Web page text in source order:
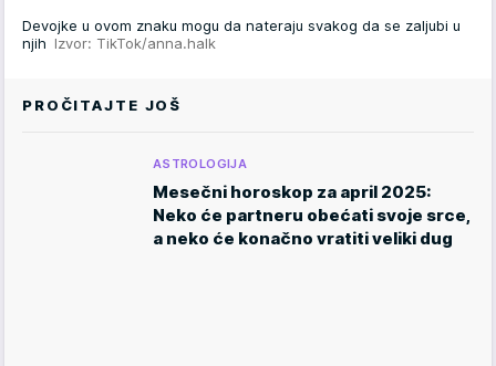
Devojke u ovom znaku mogu da nateraju svakog da se zaljubi u
njih Izvor: TikTok/anna.halk
PROČITAJTE JOŠ
ASTROLOGIJA
Mesečni horoskop za april 2025:
Neko će partneru obećati svoje srce,
a neko će konačno vratiti veliki dug